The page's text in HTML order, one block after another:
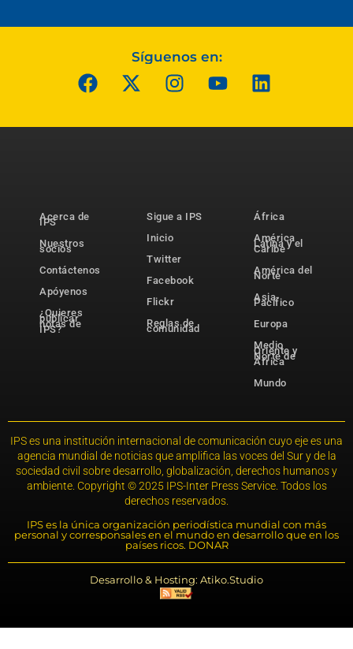
Síguenos en:
Acerca de
IPS
Nuestros
socios
Contáctenos
Apóyenos
¿Quieres
publicar
notas de
IPS?
Sigue a IPS
Inicio
Twitter
Facebook
Flickr
Reglas de
comunidad
África
América
Latina y el
Caribe
América del
Norte
Asia-
Pacífico
Europa
Medio
Oriente y
Norte de
África
Mundo
IPS es una institución internacional de comunicación cuyo eje es una
agencia mundial de noticias que amplifica las voces del Sur y de la
sociedad civil sobre desarrollo, globalización, derechos humanos y
ambiente. Copyright © 2025 IPS-Inter Press Service. Todos los
derechos reservados.
IPS es la única organización periodística mundial con más
personal y corresponsales en el mundo en desarrollo que en los
países ricos. DONAR
Desarrollo & Hosting: Atiko.Studio